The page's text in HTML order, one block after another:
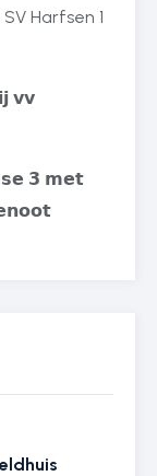
Harfsen 1
𝘃𝘃
𝟯 𝗺𝗲𝘁